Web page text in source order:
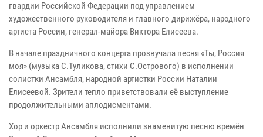
гвардии Российской Федерации под управлением
художественного руководителя и главного дирижёра, народного
артиста России, генерал-майора Виктора Елисеева.
В начале праздничного концерта прозвучала песня «Ты, Россия
моя» (музыка С.Туликова, стихи С.Острового) в исполнении
солистки Ансамбля, народной артистки России Наталии
Елисеевой. Зрители тепло приветствовали её выступление
продолжительными аплодисментами.
Хор и оркестр Ансамбля исполнили знаменитую песню времён